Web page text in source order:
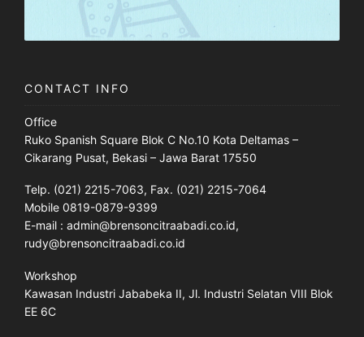
CONTACT INFO
Office
Ruko Spanish Square Blok C No.10 Kota Deltamas –
Cikarang Pusat, Bekasi – Jawa Barat 17550
Telp. (021) 2215-7063, Fax. (021) 2215-7064
Mobile 0819-0879-9399
E-mail : admin@brensoncitraabadi.co.id,
rudy@brensoncitraabadi.co.id
Workshop
Kawasan Industri Jababeka II, Jl. Industri Selatan VIII Blok
EE 6C